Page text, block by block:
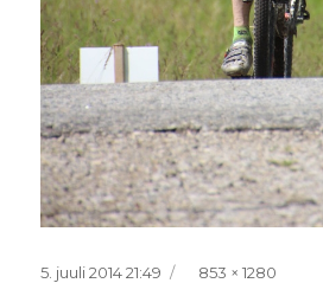
Postitatud
5. juuli 2014 21:49 Täissuurus
853 × 1280